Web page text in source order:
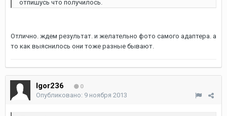
отпишусь что получилось.
Отлично. ждем результат. и желательно фото самого адаптера. а
то как выяснилось они тоже разные бывают.
Igor236 0
Опубликовано: 9 ноября 2013